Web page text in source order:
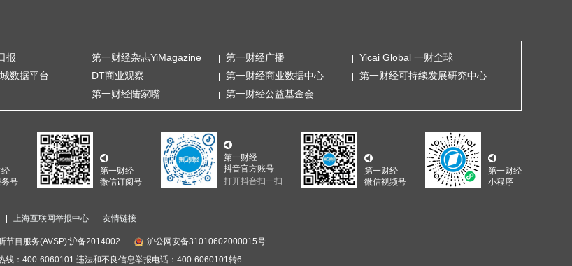
报 第一财经杂志YiMagazine 第一财经广播
Yicai Global 一财全球
数据平台 DT商业观察 第一财经商业数据中心
第一财经可持续发展研究中心
第一财经陆家嘴 第一财经公益基金会
号
第一财经
微信订阅号
第一财经
抖音官方账号
打开抖音扫一扫
第一财经
微信视频号
第一财经
小程序
上海互联网举报中心 友情链接
节目服务(AVSP):沪备2014002
沪公网安备31010602000015号
线：400-6060101 违法和不良信息举报电话：400-6060101转6